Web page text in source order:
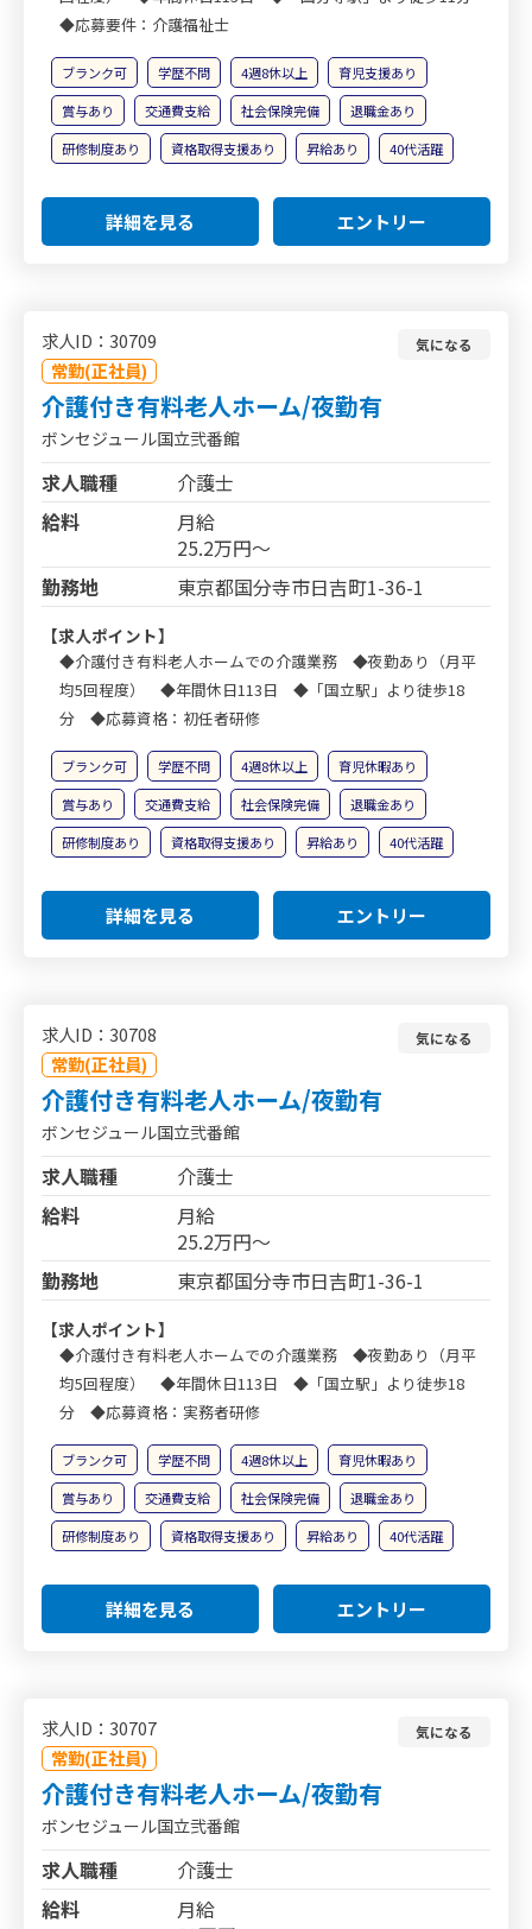
◆応募要件：介護福祉士
ブランク可 学歴不問 4週8休以上
育児支援あり
賞与あり
交通費支給 社会保険完備
退職金あり
研修制度あり
資格取得支援あり 昇給あり 40代活躍
詳細を見る エントリー
求人ID：30709
常勤(正社員)
気になる
介護付き有料老人ホーム/夜勤有
ボンセジュール国立弐番館
求人職種
介護士
給料
月給
25.2万円～
勤務地
東京都国分寺市日吉町1-36-1
【求人ポイント】
◆介護付き有料老人ホームでの介護業務 ◆夜勤あり（月平
均5回程度） ◆年間休日113日 ◆「国立駅」より徒歩18
分 ◆応募資格：初任者研修
ブランク可 学歴不問 4週8休以上
育児休暇あり
賞与あり
交通費支給 社会保険完備
退職金あり
研修制度あり
資格取得支援あり 昇給あり 40代活躍
詳細を見る エントリー
求人ID：30708
常勤(正社員)
気になる
介護付き有料老人ホーム/夜勤有
ボンセジュール国立弐番館
求人職種
介護士
給料
月給
25.2万円～
勤務地
東京都国分寺市日吉町1-36-1
【求人ポイント】
◆介護付き有料老人ホームでの介護業務 ◆夜勤あり（月平
均5回程度） ◆年間休日113日 ◆「国立駅」より徒歩18
分 ◆応募資格：実務者研修
ブランク可 学歴不問 4週8休以上
育児休暇あり
賞与あり
交通費支給 社会保険完備
退職金あり
研修制度あり
資格取得支援あり 昇給あり 40代活躍
詳細を見る エントリー
求人ID：30707
常勤(正社員)
気になる
介護付き有料老人ホーム/夜勤有
ボンセジュール国立弐番館
求人職種
介護士
給料
月給